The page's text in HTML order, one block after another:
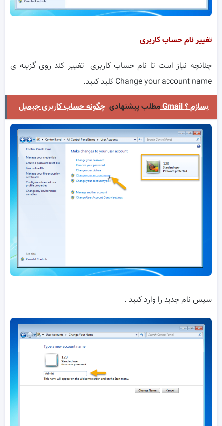
تغییر نام حساب کاربری
چنانچه نیاز است تا نام حساب کاربری تغییر کند روی گزینه ی
Change your account name کلید کنید.
مطلب پیشنهادی
چگونه حساب کاربری جیمیل Gmail بسازم ؟
سپس نام جدید را وارد کنید .